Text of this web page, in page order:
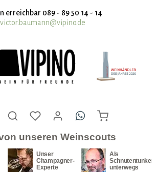
erreichbar 089 - 89 50 14 - 14
victor.baumann@vipino.de
unseren Weinscouts
Unser
Champagner-
Experte
Als
Schnutentunker
unterwegs